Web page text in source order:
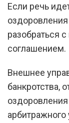
Если речь
разобраться
соглашением.
Внешнее
банкротства,